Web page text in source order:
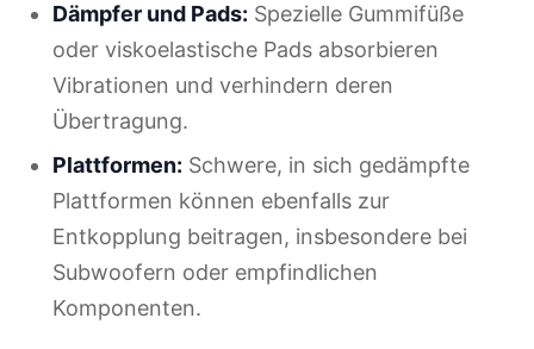
Dämpfer und Pads: Spezielle Gummifüße
oder viskoelastische Pads absorbieren
Vibrationen und verhindern deren
Übertragung.
Plattformen: Schwere, in sich gedämpfte
Plattformen können ebenfalls zur
Entkopplung beitragen, insbesondere bei
Subwoofern oder empfindlichen
Komponenten.